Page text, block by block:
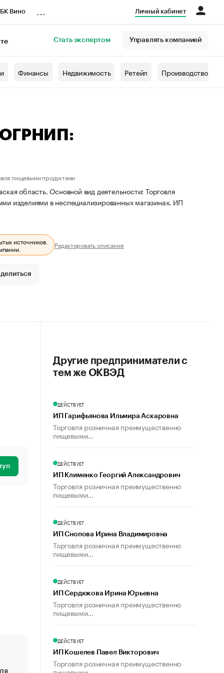
Вино Личный кабинет
Стать экспертом Управлять компанией
Финансы Недвижимость Ретейл Производство
ОГРНИП:
пищевыми продуктами
область. Основной вид деятельности: Торговля
изделиями в неспециализированных магазинах. ИП
источников. Редактировать описание
«От спорта тело стареет иначе». Как живет глава
Другие предприниматели с
тем же ОКВЭД
ДЕЙСТВУЕТ
ИП Гарифьянова Ильмира Аскаровна
Торговля розничная преимущественно
пищевыми...
ДЕЙСТВУЕТ
ИП Клименко Георгий Александрович
Торговля розничная преимущественно
пищевыми...
ДЕЙСТВУЕТ
ИП Снопова Ирина Владимировна
Торговля розничная преимущественно
пищевыми...
ДЕЙСТВУЕТ
ИП Сердюкова Ирина Юрьевна
Торговля розничная преимущественно
пищевыми...
ДЕЙСТВУЕТ
ИП Кошелев Павел Викторович
Торговля розничная преимущественно